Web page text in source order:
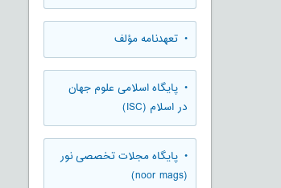
• تعهدنامه مؤلف
• پایگاه اسلامی علوم جهان
در اسلام (ISC)
• پایگاه مجلات تخصصی نور
(noor mags)